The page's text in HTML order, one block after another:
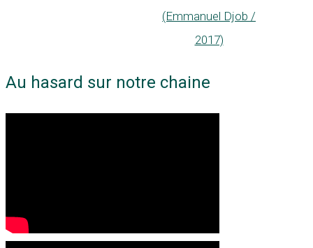
(Emmanuel Djob /
2017)
Au hasard sur notre chaine